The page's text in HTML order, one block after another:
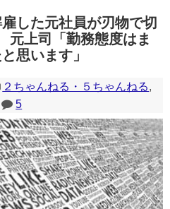
した元社員が刃物で切
上司「勤務態度はま
思います」
２ちゃんねる・５ちゃんねる,
5